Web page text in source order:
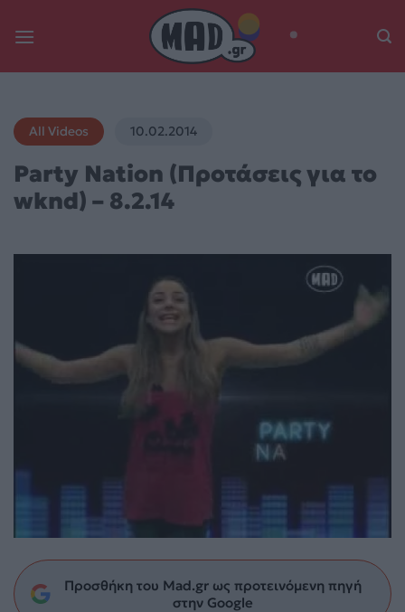
All Videos 10.02.2014
Party Nation (Προτάσεις για το
wknd) – 8.2.14
Προσθήκη του Mad.gr ως προτεινόμενη πηγή
στην Google